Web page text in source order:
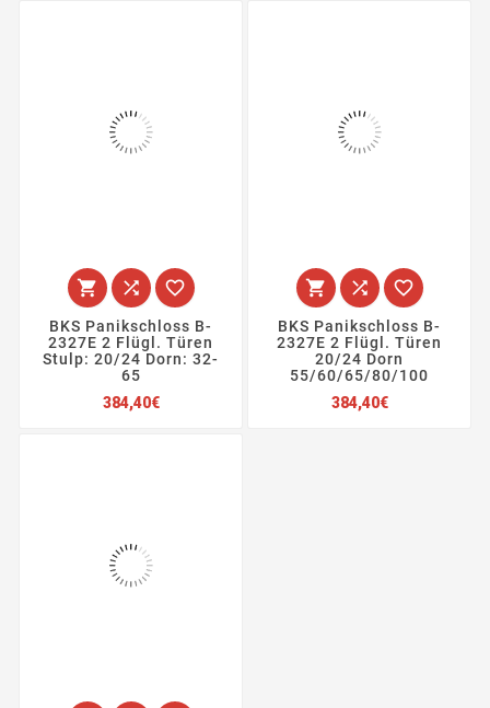
  
BKS Panikschloss B-
2327E 2 Flügl. Türen
Stulp: 20/24 Dorn: 32-
65
384,40€Preis
  
BKS Panikschloss B-
2327E 2 Flügl. Türen
20/24 Dorn
55/60/65/80/100
384,40€Preis